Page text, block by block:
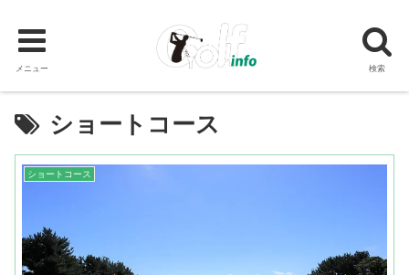
ショートコース
ショートコース
メニュー 検索